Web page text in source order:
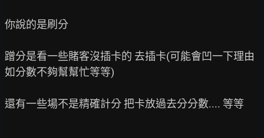
你說的是刷分
蹭分是看一些賭客沒插卡的 去插卡(可能會凹一下理由
如分數不夠幫幫忙等等)
還有一些場不是精確計分 把卡放過去分分數.... 等等